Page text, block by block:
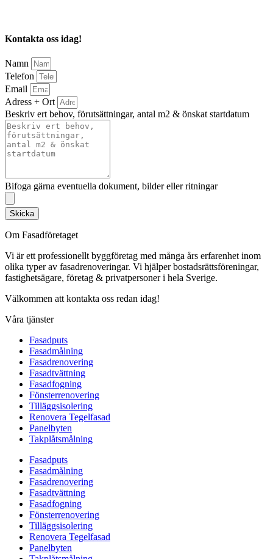
Kontakta oss idag!
Namn
Telefon
Email
Adress + Ort
Beskriv ert behov, förutsättningar, antal m2 & önskat startdatum
Bifoga gärna eventuella dokument, bilder eller ritningar
Skicka
Om Fasadföretaget
Vi är ett professionellt byggföretag med många års erfarenhet inom
olika typer av fasadrenoveringar. Vi hjälper bostadsrättsföreningar,
fastighetsägare, företag & privatpersoner i hela Sverige.
Välkommen att kontakta oss redan idag!
Våra tjänster
Fasadputs
Fasadmålning
Fasadrenovering
Fasadtvättning
Fasadfogning
Fönsterrenovering
Tilläggsisolering
Renovera Tegelfasad
Panelbyten
Takplåtsmålning
Fasadputs
Fasadmålning
Fasadrenovering
Fasadtvättning
Fasadfogning
Fönsterrenovering
Tilläggsisolering
Renovera Tegelfasad
Panelbyten